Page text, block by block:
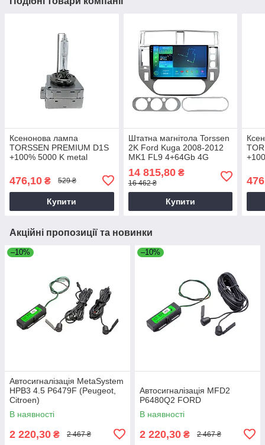
Ксенонова лампа
TORSSEN PREMIUM D1S
+100% 5000 K metal
476,10 ₴ 529 ₴
Купити
Штатна магнітола Torssen
2K Ford Kuga 2008-2012
MK1 FL9 4+64Gb 4G
14 815,80₴
16 462 ₴
Купити
Акційні пропозиції та новинки
–10%
Автосигналізація MetaSystem
HPB3 4.5 P6479F (Peugeot,
Citroen)
В наявності
2 220,30 ₴ 2 467 ₴
–10%
Автосигналізація MFD2
P6480Q2 FORD
В наявності
2 220,30 ₴ 2 467 ₴